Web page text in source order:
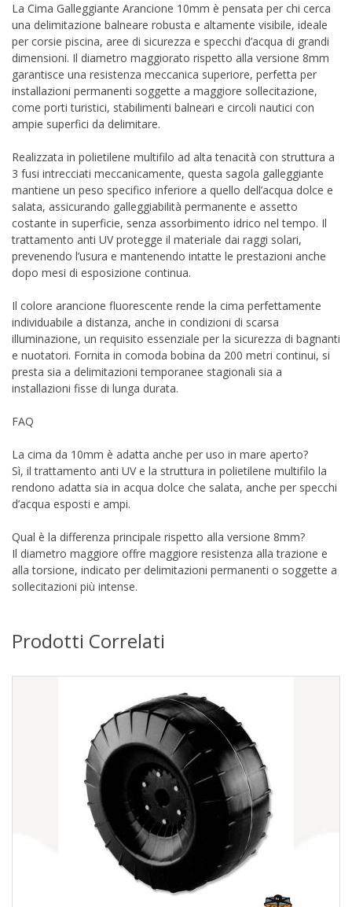
La Cima Galleggiante Arancione 10mm è pensata per chi cerca
una delimitazione balneare robusta e altamente visibile, ideale
per corsie piscina, aree di sicurezza e specchi d’acqua di grandi
dimensioni. Il diametro maggiorato rispetto alla versione 8mm
garantisce una resistenza meccanica superiore, perfetta per
installazioni permanenti soggette a maggiore sollecitazione,
come porti turistici, stabilimenti balneari e circoli nautici con
ampie superfici da delimitare.
Realizzata in polietilene multifilo ad alta tenacità con struttura a
3 fusi intrecciati meccanicamente, questa sagola galleggiante
mantiene un peso specifico inferiore a quello dell’acqua dolce e
salata, assicurando galleggiabilità permanente e assetto
costante in superficie, senza assorbimento idrico nel tempo. Il
trattamento anti UV protegge il materiale dai raggi solari,
prevenendo l’usura e mantenendo intatte le prestazioni anche
dopo mesi di esposizione continua.
Il colore arancione fluorescente rende la cima perfettamente
individuabile a distanza, anche in condizioni di scarsa
illuminazione, un requisito essenziale per la sicurezza di bagnanti
e nuotatori. Fornita in comoda bobina da 200 metri continui, si
presta sia a delimitazioni temporanee stagionali sia a
installazioni fisse di lunga durata.
FAQ
La cima da 10mm è adatta anche per uso in mare aperto?
Sì, il trattamento anti UV e la struttura in polietilene multifilo la
rendono adatta sia in acqua dolce che salata, anche per specchi
d’acqua esposti e ampi.
Qual è la differenza principale rispetto alla versione 8mm?
Il diametro maggiore offre maggiore resistenza alla trazione e
alla torsione, indicato per delimitazioni permanenti o soggette a
sollecitazioni più intense.
Prodotti Correlati